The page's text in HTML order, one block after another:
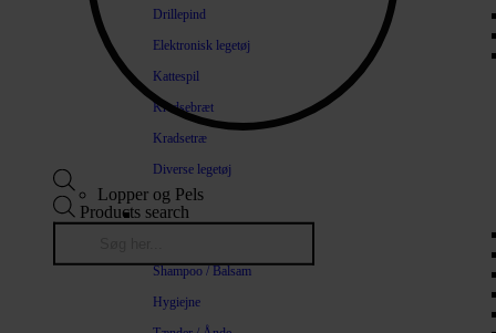
Drillepind
Elektronisk legetøj
Kattespil
Kradsebræt
Kradsetræ
Diverse legetøj
Lopper og Pels
Shampoo / Balsam
Hygiejne
Products search